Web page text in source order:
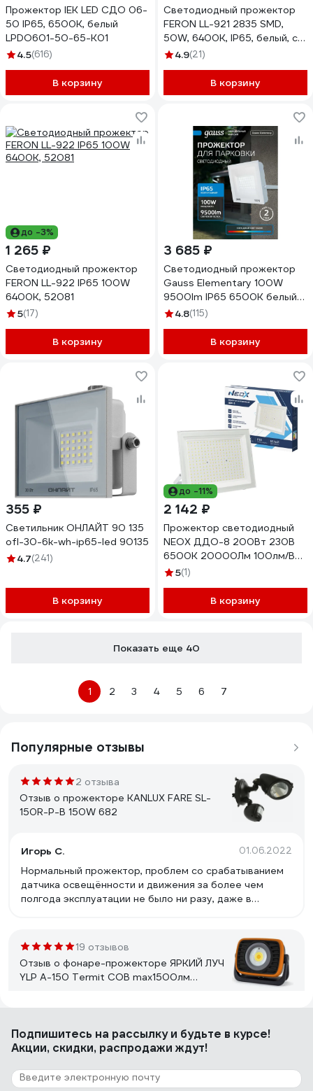
Прожектор IEK LED СДО 06-
50 IP65, 6500K, белый
LPDO601-50-65-K01
4.5(616)
В корзину
Светодиодный прожектор
FERON LL-921 2835 SMD,
50W, 6400K, IP65, белый, с
матовым стеклом 29498
4.9(21)
В корзину
до -3%
1 265 ₽
Светодиодный прожектор
FERON LL-922 IP65 100W
6400K, 52081
5(17)
В корзину
3 685 ₽
Светодиодный прожектор
Gauss Elementary 100W
9500lm IP65 6500К белый
613120300
4.8(115)
В корзину
355 ₽
Светильник ОНЛАЙТ 90 135
ofl-30-6k-wh-ip65-led 90135
4.7(241)
В корзину
до -11%
2 142 ₽
Прожектор светодиодный
NEOX ДДО-8 200Вт 230В
6500К 20000Лм 100лм/Вт
IP65 белый 4690612066691
5(1)
В корзину
Показать еще 40
1 2 3 4 5 6 7
Популярные отзывы
2 отзыва
Отзыв о прожекторе KANLUX FARE SL-
150R-P-B 150W 682
Игорь С. 01.06.2022
Нормальный прожектор, проблем со срабатыванием
датчика освещённости и движения за более чем
полгода эксплуатации не было ни разу, даже в
Установлен для освещения крыльца в частном доме,
если незапланированно сработал, значит на пороге
сидит вернувшийся с прогулки кот))). Датчик на
маленькое животное реагирует, мне удобно.
19 отзывов
Отзыв о фонаре-прожекторе ЯРКИЙ ЛУЧ
YLP A-150 Termit COB max1500лм
4606400006909
Замечательный мини-прожектор! Я редко когда могу
что посоветовать, но этот девайс - определенно.
на даче (когда вырубают свет), на рыбалке (как с
Подпишитесь на рассылкуи будьте в курсе!
Акции, скидки, распродажи ждут!